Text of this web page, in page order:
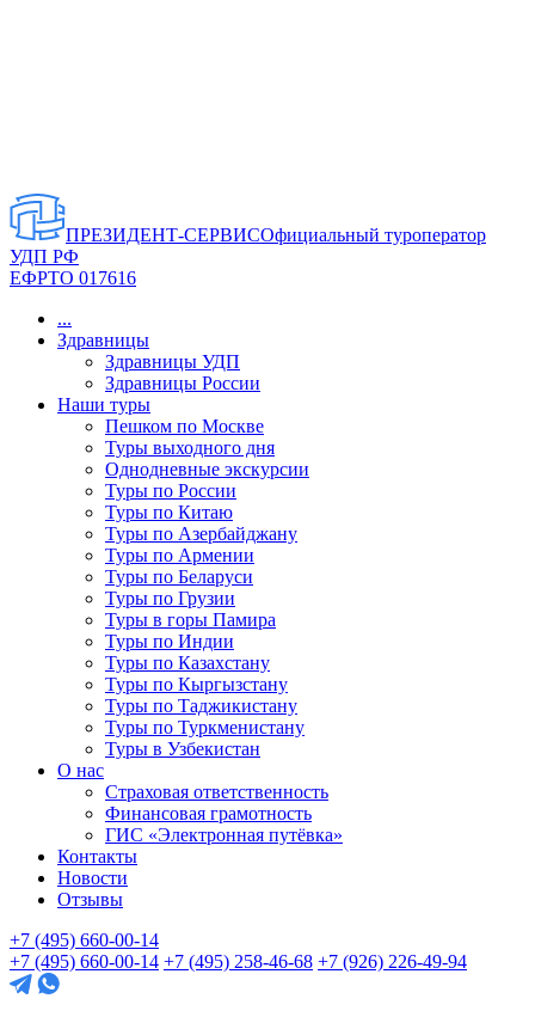
ПРЕЗИДЕНТ-СЕРВИСОфициальный туроператор
УДП РФ
ЕФРТО 017616
...
Здравницы
Здравницы УДП
Здравницы России
Наши туры
Пешком по Москве
Туры выходного дня
Однодневные экскурсии
Туры по России
Туры по Китаю
Туры по Азербайджану
Туры по Армении
Туры по Беларуси
Туры по Грузии
Туры в горы Памира
Туры по Индии
Туры по Казахстану
Туры по Кыргызстану
Туры по Таджикистану
Туры по Туркменистану
Туры в Узбекистан
О нас
Страховая ответственность
Финансовая грамотность
ГИС «Электронная путёвка»
Контакты
Новости
Отзывы
+7 (495) 660-00-14
+7 (495) 660-00-14 +7 (495) 258-46-68 +7 (926) 226-49-94